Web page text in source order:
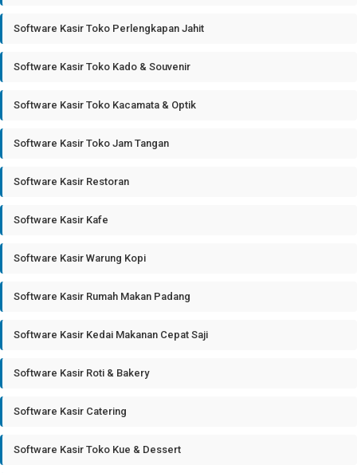
Software Kasir Toko Perlengkapan Jahit
Software Kasir Toko Kado & Souvenir
Software Kasir Toko Kacamata & Optik
Software Kasir Toko Jam Tangan
Software Kasir Restoran
Software Kasir Kafe
Software Kasir Warung Kopi
Software Kasir Rumah Makan Padang
Software Kasir Kedai Makanan Cepat Saji
Software Kasir Roti & Bakery
Software Kasir Catering
Software Kasir Toko Kue & Dessert